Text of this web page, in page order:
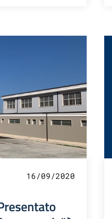
16/09/2020